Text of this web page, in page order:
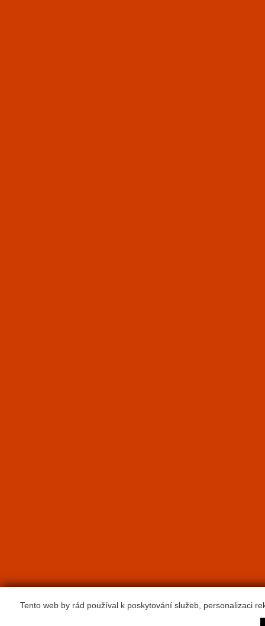
Tento web by rád používal k poskytování služeb, personalizaci